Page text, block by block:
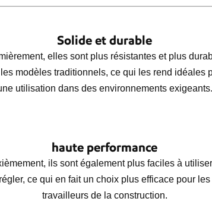
Solide et durable
elles sont plus résistantes et plus
modèles traditionnels, ce qui les rend idéales
utilisation dans des environnements exigeants.
haute performance
ils sont également plus faciles à
régler, ce qui en fait un choix plus efficace pour les
travailleurs de la construction.